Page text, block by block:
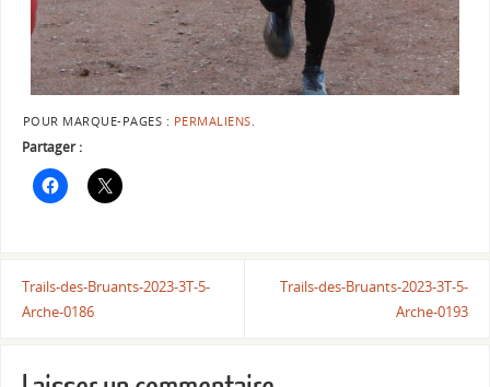
POUR MARQUE-PAGES : PERMALIENS
Partager :
Trails-des-Bruants-2023-3T-5-
Arche-0186
Trails-des-Bruants-2023-3T-5-
Arche-0193